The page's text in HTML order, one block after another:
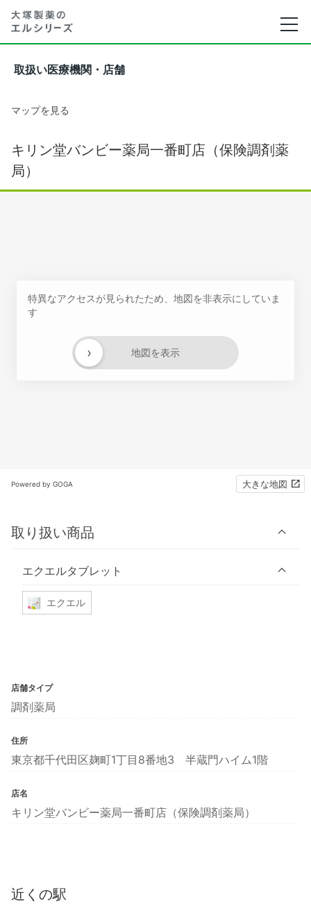
取扱い医療機関・店舗
マップを見る
キリン堂バンビー薬局一番町店（保険調剤薬
局）
特異なアクセスが見られたため、地図を非表示にしていま
す
地図を表示
›
Powered by GOGA 大きな地図
取り扱い商品
エクエルタブレット
エクエル
店舗タイプ
調剤薬局
住所
東京都千代田区麹町1丁目8番地3 半蔵門ハイム1階
店名
キリン堂バンビー薬局一番町店（保険調剤薬局）
近くの駅